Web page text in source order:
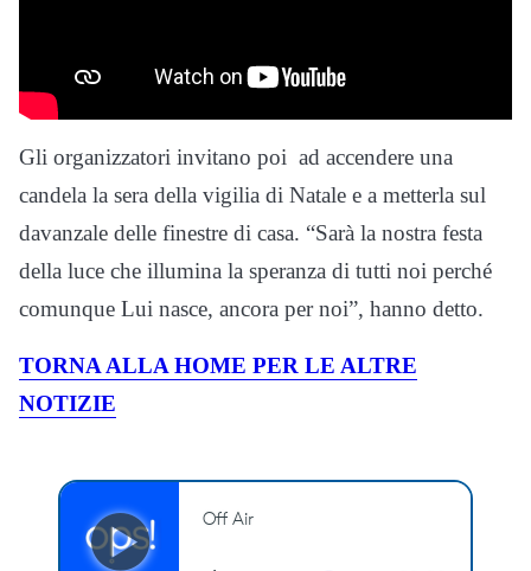
Gli organizzatori invitano poi ad accendere una
candela la sera della vigilia di Natale e a metterla sul
davanzale delle finestre di casa. “Sarà la nostra festa
della luce che illumina la speranza di tutti noi perché
comunque Lui nasce, ancora per noi”, hanno detto.
TORNA ALLA HOME PER LE ALTRE
NOTIZIE